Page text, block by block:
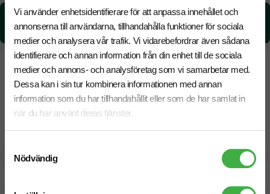
Vi använder enhetsidentifierare för att anpassa innehållet och
annonserna till användarna, tillhandahålla funktioner för sociala
medier och analysera vår trafik. Vi vidarebefordrar även sådana
identifierare och annan information från din enhet till de sociala
medier och annons- och analysföretag som vi samarbetar med.
Dessa kan i sin tur kombinera informationen med annan
information som du har tillhandahållit eller som de har samlat in
när du har använt deras tjänster.
Nödvändig
CO₂e -avtryck:
0,286135510358036 kg CO₂e / per styck